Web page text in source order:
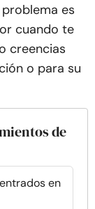
es
cuando te
creencias
o para su
de
en